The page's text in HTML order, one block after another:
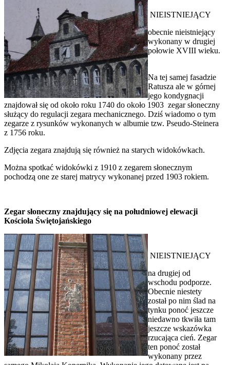
NIEISTNIEJĄCY
obecnie nieistniejący
wykonany w drugiej
połowie XVIII wieku.
Na tej samej fasadzie
Ratusza ale w górnej
jego kondygnacji
znajdował się od około roku 1740 do około 1903 zegar słoneczny
służący do regulacji zegara mechanicznego. Dziś wiadomo o tym
zegarze z rysunków wykonanych w albumie tzw. Pseudo-Steinera
z 1756 roku.
Zdjęcia zegara znajdują się również na starych widokówkach.
Można spotkać widokówki z 1910 z zegarem słonecznym
pochodzą one ze starej matrycy wykonanej przed 1903 rokiem.
Zegar słoneczny znajdujący się na południowej elewacji
Kościoła Świętojańskiego
NIEISTNIEJĄCY
na drugiej od
wschodu podporze.
Obecnie niestety
został po nim ślad na
tynku ponoć jeszcze
niedawno tkwiła tam
jeszcze wskazówka
rzucająca cień. Zegar
ten ponoć został
wykonany przez